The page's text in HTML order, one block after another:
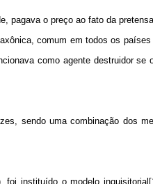
pagava o preço ao fato da
comum em todos os
como agente destruidor se
sendo uma combinação dos
instituído o modelo